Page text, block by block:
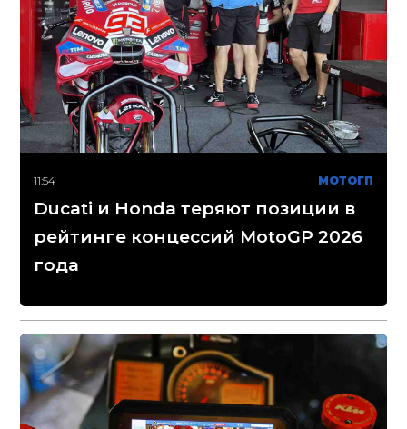
11:54 МОТОГП
Ducati и Honda теряют позиции в
рейтинге концессий MotoGP 2026
года